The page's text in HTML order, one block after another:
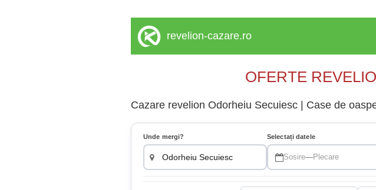
revelion-cazare.ro
OFERTE
Cazare revelion Odorheiu Secuiesc | Case de
Unde mergi? Selectați datele
Sosire—Plecare